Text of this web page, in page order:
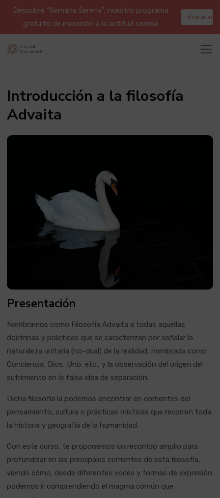
Descubre "Semana Serena", nuestro programa
gratuito de iniciación a la actitud serena
Únete aquí
Introducción a la filosofía
Advaita
Presentación
Nombramos como Filosofía Advaita a todas aquellas
doctrinas y prácticas que se caracterizan por señalar la
naturaleza unitaria (no-dual) de la realidad, nombrada como
Conciencia, Dios, Uno, etc., y la observación del origen del
sufrimiento en la falsa idea de separación.
Dicha filosofía la podemos encontrar en corrientes del
pensamiento, cultura o prácticas místicas que recorren toda
la historia y geografía de la humanidad.
Con este curso, te proponemos un recorrido amplio para
profundizar en las principales corrientes de esta filosofía,
viendo cómo, desde diferentes voces y formas de expresión
podemos ir comprendiendo el magma común que